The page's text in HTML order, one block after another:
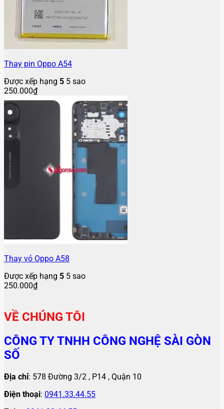
Thay pin Oppo A54
Được xếp hạng 5 5 sao
250.000₫
Thay vỏ Oppo A58
Được xếp hạng 5 5 sao
250.000₫
VỀ CHÚNG TÔI
CÔNG TY TNHH CÔNG NGHỆ SÀI GÒN
SỐ
Địa chỉ: 578 Đường 3/2 , P14 , Quận 10
Điện thoại: 0941.33.44.55